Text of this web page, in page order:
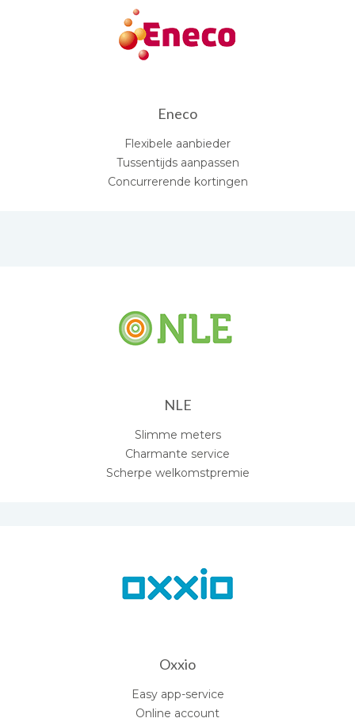
Eneco
Flexibele aanbieder
Tussentijds aanpassen
Concurrerende kortingen
NLE
Slimme meters
Charmante service
Scherpe welkomstpremie
Oxxio
Easy app-service
Online account